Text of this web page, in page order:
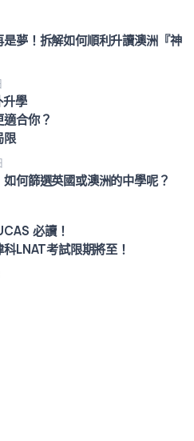
夢！拆解如何順利升讀澳洲『神
升學
合你？
限
何篩選英國或澳洲的中學呢？
必讀！
LNAT考試限期將至！